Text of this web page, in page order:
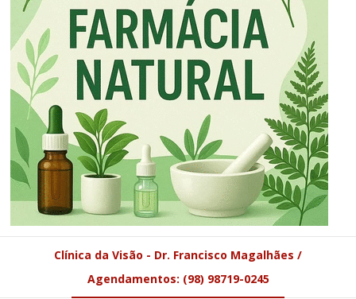
Clínica da Visão - Dr. Francisco Magalhães /
Agendamentos: (98) 98719-0245